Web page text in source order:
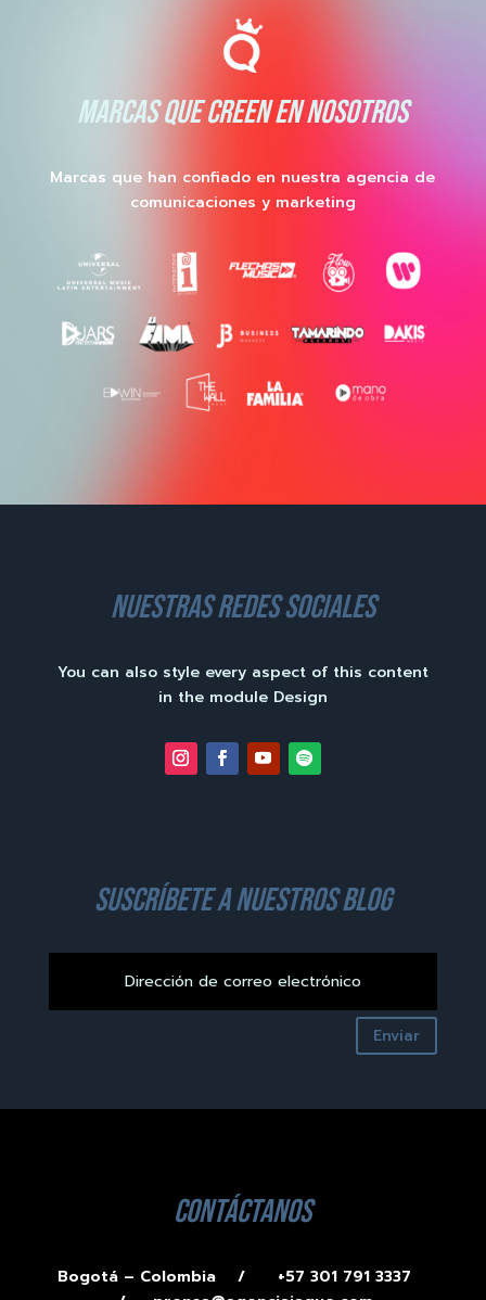
MARCAS QUE CREEN EN NOSOTROS
Marcas que han confiado en nuestra agencia de
comunicaciones y marketing
nuestras redes sociales
You can also style every aspect of this content
in the module Design
suscríbete a nuestros blog
Enviar
contáctanos
Bogotá – Colombia /
+57 301 791 3337